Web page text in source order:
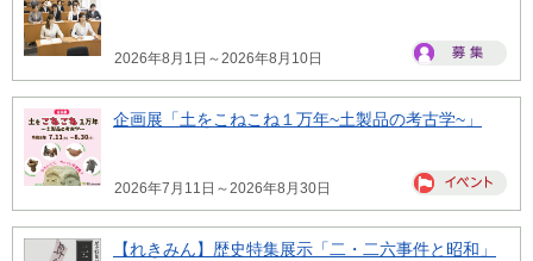
2026年8月1日～2026年8月10日
企画展「土をこねこね１万年~土製品の考古学~」
2026年7月11日～2026年8月30日
【れきみん】歴史特集展示「二・二六事件と昭和」